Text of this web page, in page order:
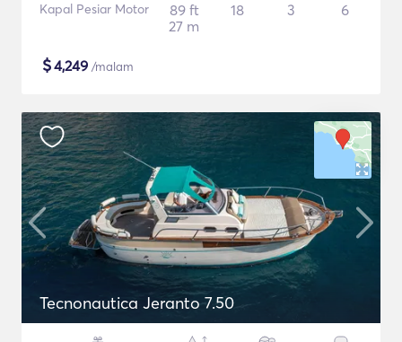
Kapal Pesiar Motor
89 ft
27 m
18 3 6
$4,249 /malam
Tecnonautica Jeranto 7.50